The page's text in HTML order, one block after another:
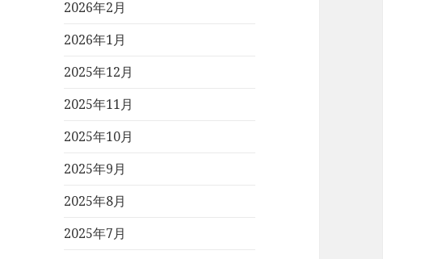
2026年2月
2026年1月
2025年12月
2025年11月
2025年10月
2025年9月
2025年8月
2025年7月